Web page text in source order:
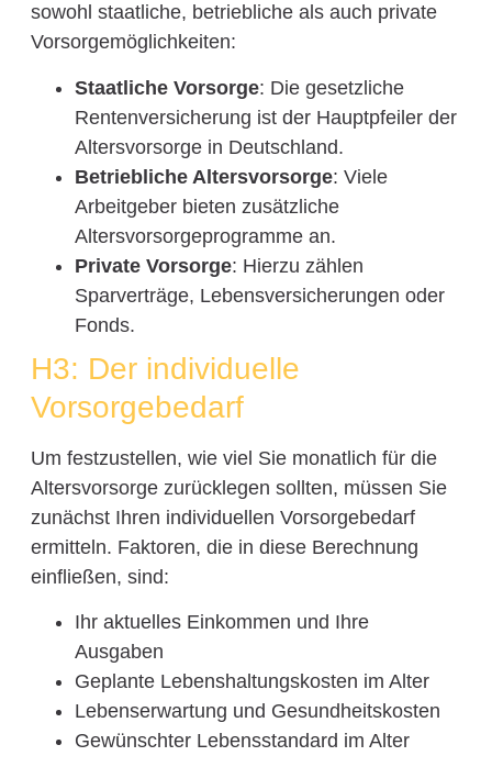
sowohl staatliche, betriebliche als auch private
Vorsorgemöglichkeiten:
Staatliche Vorsorge: Die gesetzliche
Rentenversicherung ist der Hauptpfeiler der
Altersvorsorge in Deutschland.
Betriebliche Altersvorsorge: Viele
Arbeitgeber bieten zusätzliche
Altersvorsorgeprogramme an.
Private Vorsorge: Hierzu zählen
Sparverträge, Lebensversicherungen oder
Fonds.
H3: Der individuelle
Vorsorgebedarf
Um festzustellen, wie viel Sie monatlich für die
Altersvorsorge zurücklegen sollten, müssen Sie
zunächst Ihren individuellen Vorsorgebedarf
ermitteln. Faktoren, die in diese Berechnung
einfließen, sind:
Ihr aktuelles Einkommen und Ihre
Ausgaben
Geplante Lebenshaltungskosten im Alter
Lebenserwartung und Gesundheitskosten
Gewünschter Lebensstandard im Alter